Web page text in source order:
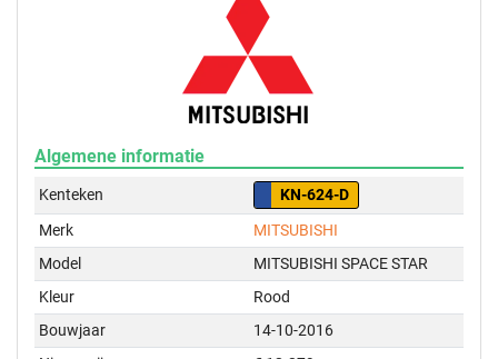
Algemene informatie
Kenteken
KN-624-D
Merk
MITSUBISHI
Model
MITSUBISHI SPACE STAR
Kleur
Rood
Bouwjaar
14-10-2016